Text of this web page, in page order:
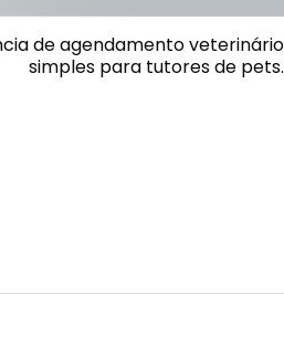
de agendamento veterinário
simples para tutores de pets.